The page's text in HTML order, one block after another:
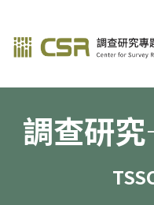
調查研究—
調查研